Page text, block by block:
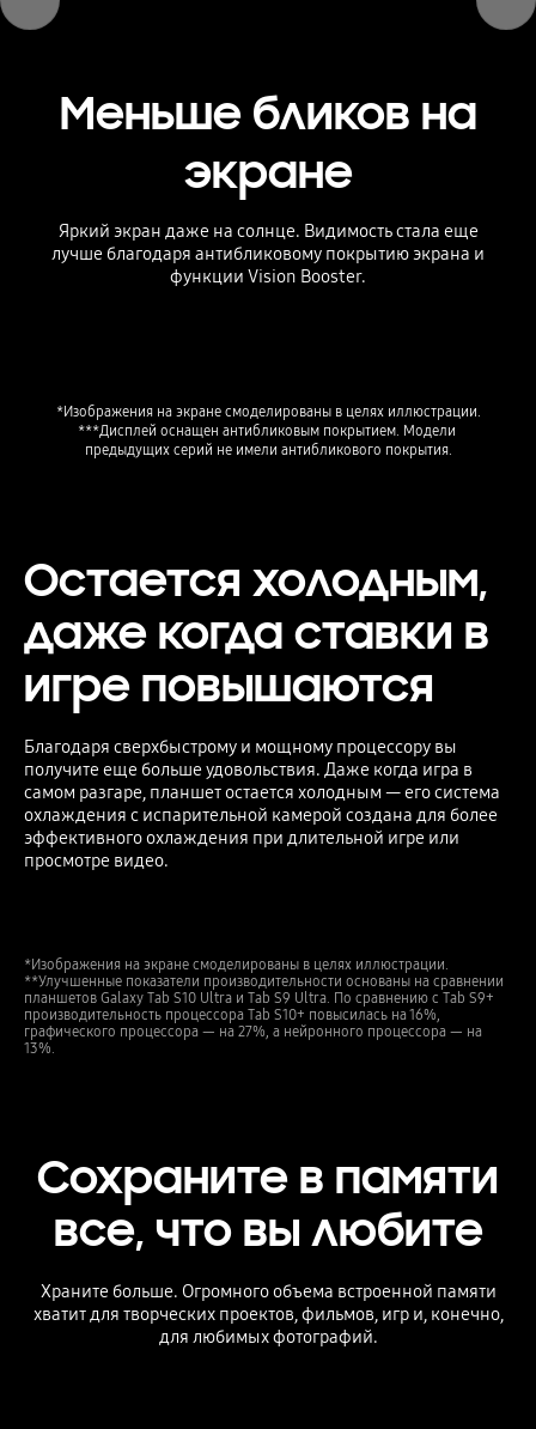
Меньше бликов на
экране
Яркий экран даже на солнце. Видимость стала еще
лучше благодаря антибликовому покрытию экрана и
функции Vision Booster.
*Изображения на экране смоделированы в целях иллюстрации.
***Дисплей оснащен антибликовым покрытием. Модели
предыдущих серий не имели антибликового покрытия.
Остается холодным,
даже когда ставки в
игре повышаются
Благодаря сверхбыстрому и мощному процессору вы
получите еще больше удовольствия. Даже когда игра в
самом разгаре, планшет остается холодным — его система
охлаждения с испарительной камерой создана для более
эффективного охлаждения при длительной игре или
просмотре видео.
*Изображения на экране смоделированы в целях иллюстрации.
**Улучшенные показатели производительности основаны на сравнении
планшетов Galaxy Tab S10 Ultra и Tab S9 Ultra. По сравнению с Tab S9+
производительность процессора Tab S10+ повысилась на 16%,
графического процессора — на 27%, а нейронного процессора — на
13%.
Сохраните в памяти
все, что вы любите
Храните больше. Огромного объема встроенной памяти
хватит для творческих проектов, фильмов, игр и, конечно,
для любимых фотографий.